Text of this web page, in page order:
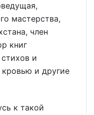
мастерства,
член
книг
и
и другие
к такой